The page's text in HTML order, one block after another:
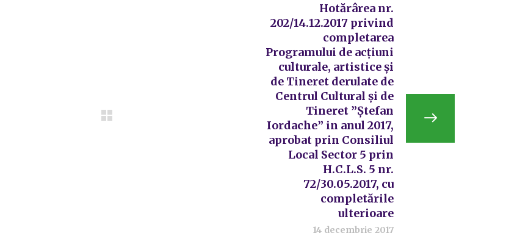
Hotărârea nr.
202/14.12.2017 privind
completarea
Programului de acțiuni
culturale, artistice și
de Tineret derulate de
Centrul Cultural și de
Tineret ”Ștefan
Iordache” in anul 2017,
aprobat prin Consiliul
Local Sector 5 prin
H.C.L.S. 5 nr.
72/30.05.2017, cu
completările
ulterioare
14 decembrie 2017